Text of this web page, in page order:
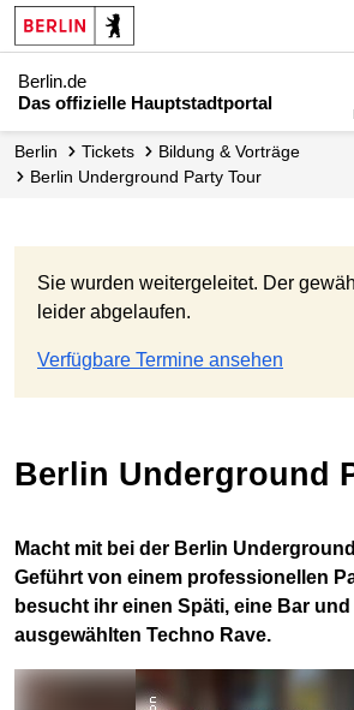
Berlin.de
Das offizielle Hauptstadtportal
Berlin Tickets
Bildung & Vorträge
Berlin Underground Party Tour
Sie wurden weitergeleitet. Der
leider abgelaufen.
Verfügbare Termine ansehen
Berlin Underground
Macht mit bei der Berlin
Geführt von einem professionellen
besucht ihr einen Späti, eine Bar und
ausgewählten Techno Rave.